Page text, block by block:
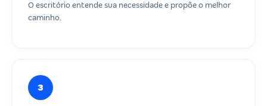
O escritório entende sua necessidade e propõe o melhor
caminho.
3